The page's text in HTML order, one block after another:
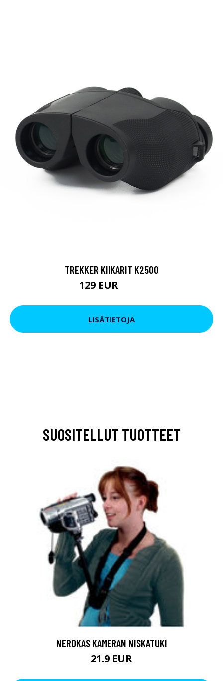
TREKKER KIIKARIT K2500
129 EUR
LISÄTIETOJA
SUOSITELLUT TUOTTEET
NEROKAS KAMERAN NISKATUKI
21.9 EUR